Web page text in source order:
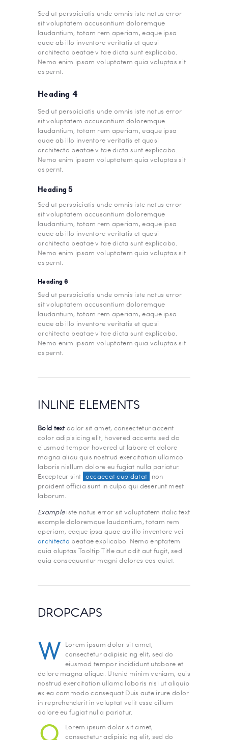
Sed ut perspiciatis unde omnis iste natus error
sit voluptatem accusantium doloremque
laudantium, totam rem aperiam, eaque ipsa
quae ab illo inventore veritatis et quasi
architecto beatae vitae dicta sunt explicabo.
Nemo enim ipsam voluptatem quia voluptas sit
aspernt.
Heading 4
Sed ut perspiciatis unde omnis iste natus error
sit voluptatem accusantium doloremque
laudantium, totam rem aperiam, eaque ipsa
quae ab illo inventore veritatis et quasi
architecto beatae vitae dicta sunt explicabo.
Nemo enim ipsam voluptatem quia voluptas sit
aspernt.
Heading 5
Sed ut perspiciatis unde omnis iste natus error
sit voluptatem accusantium doloremque
laudantium, totam rem aperiam, eaque ipsa
quae ab illo inventore veritatis et quasi
architecto beatae vitae dicta sunt explicabo.
Nemo enim ipsam voluptatem quia voluptas sit
aspernt.
Heading 6
Sed ut perspiciatis unde omnis iste natus error
sit voluptatem accusantium doloremque
laudantium, totam rem aperiam, eaque ipsa
quae ab illo inventore veritatis et quasi
architecto beatae vitae dicta sunt explicabo.
Nemo enim ipsam voluptatem quia voluptas sit
aspernt.
INLINE ELEMENTS
Bold textdolor sit amet, consectetur accent
color adipisicing elit, hovered accents sed do
eiusmod tempor hovered ut labore et dolore
magna aliqu quis nostrud exercitation ullamco
laboris nisllum dolore eu fugiat nulla pariatur.
Excepteur sint occaecat cupidatat non
proident officia sunt in culpa qui deserunt mest
laborum.
Exampleiste natus error sit voluptatem italic text
example doloremque laudantium, totam rem
aperiam, eaque ipsa quae ab illo inventore vei
architecto beatae explicabo. Nemo enptatem
quia oluptas Tooltip Title aut odit aut fugit, sed
quia consequuntur magni dolores eos quiet.
DROPCAPS
W Lorem ipsum dolor sit amet,
consectetur adipisicing elit, sed do
eiusmod tempor incididunt utabore et
dolore magna aliqua. Utenid minim veniam, quis
nostrud exercitation ullamc laboris nisi ut aliquip
ex ea commodo consequat Duis aute irure dolor
in reprehenderit in voluptat velit esse cillum
dolore eu fugiat nulla pariatur.
Lorem ipsum dolor sit amet,
consectetur adipisicing elit, sed do